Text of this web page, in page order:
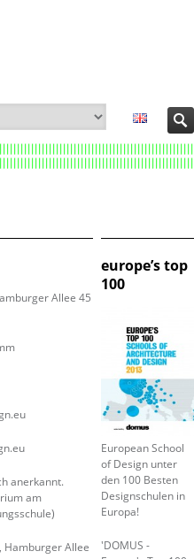
Allee 45
anerkannt.
am
Hamburger Allee
europe’s top
100
European School
of Design unter
den 100 Besten
Designschulen in
Europa!
'DOMUS -